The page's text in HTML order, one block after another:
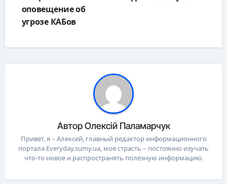
оповещение об
угрозе КАБов
АвторОлексій Паламарчук
Привет, я – Алексей, главный редактор информационного
портала Everyday.sumy.ua, моя страсть – постоянно изучать
что-то новое и распространять полезную информацию.